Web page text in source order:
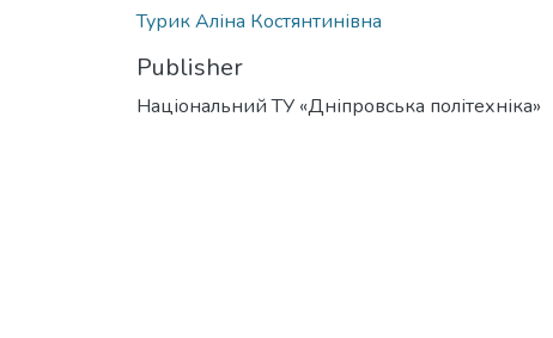
Турик Аліна Костянтинівна
Publisher
Національний ТУ «Дніпровська політехніка»